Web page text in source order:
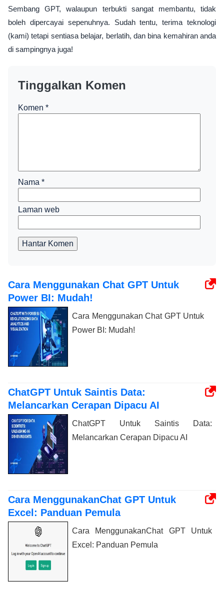
Sembang GPT, walaupun terbukti sangat membantu, tidak
boleh dipercayai sepenuhnya. Sudah tentu, terima teknologi
(kami) tetapi sentiasa belajar, berlatih, dan bina kemahiran anda
di sampingnya juga!
Tinggalkan Komen
Komen *
Nama *
Laman web
Hantar Komen
Cara Menggunakan Chat GPT Untuk
Power BI: Mudah!
Cara Menggunakan Chat GPT Untuk
Power BI: Mudah!
ChatGPT Untuk Saintis Data:
Melancarkan Cerapan Dipacu AI
ChatGPT Untuk Saintis Data:
Melancarkan Cerapan Dipacu AI
Cara MenggunakanChat GPT Untuk
Excel: Panduan Pemula
Cara MenggunakanChat GPT Untuk
Excel: Panduan Pemula